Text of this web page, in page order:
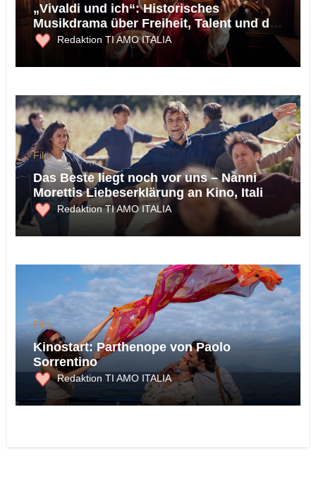
„Vivaldi und ich“: Historisches
Musikdrama über Freiheit, Talent und die
Macht der Musik
Redaktion TI AMO ITALIA
Film
Das Beste liegt noch vor uns – Nanni
Morettis Liebeserklärung an Kino, Italien
und die Möglichkeit des Glücks
Redaktion TI AMO ITALIA
Film
Kinostart: Parthenope von Paolo
Sorrentino
Redaktion TI AMO ITALIA